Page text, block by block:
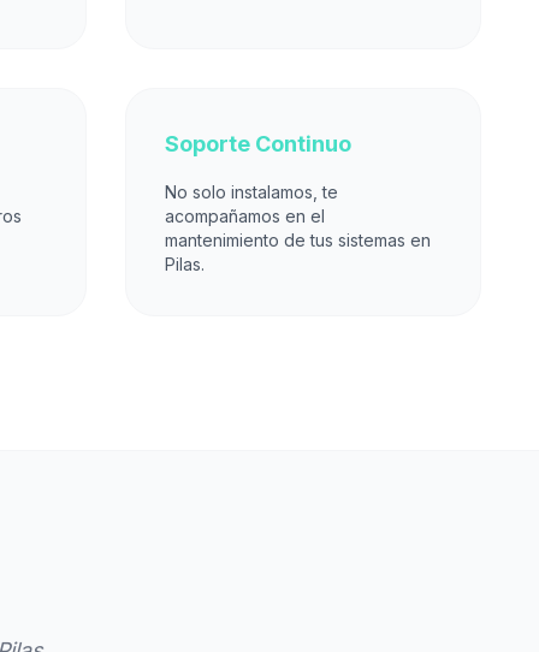
Soporte Continuo
No solo instalamos, te
acompañamos en el
mantenimiento de tus sistemas en
Pilas.